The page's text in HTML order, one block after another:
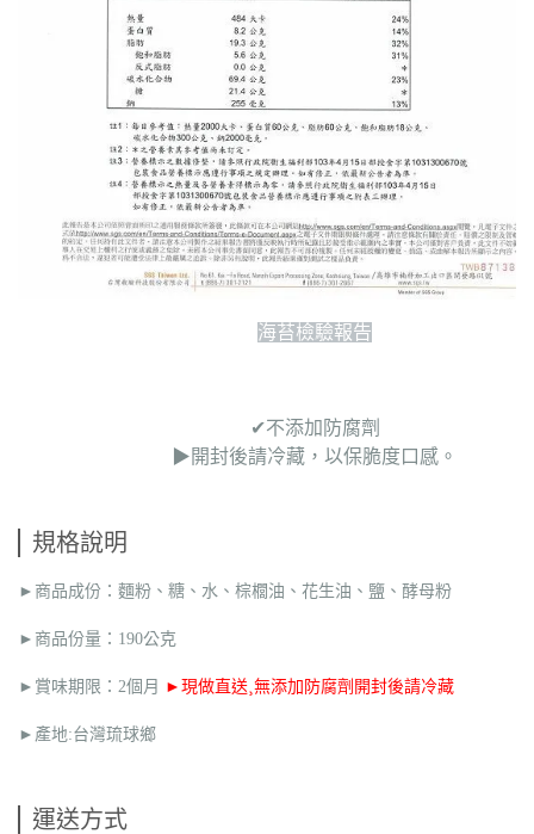
海苔檢驗報告
✔︎不添加防腐劑
▶︎開封後請冷藏，以保脆度口感。
規格說明
►商品成份：麵粉、糖、水、棕櫚油、花生油、鹽、酵母粉
►商品份量：190公克
►賞味期限：2個月 ►現做直送¸無添加防腐劑開封後請冷藏
►產地:台灣琉球鄉
運送方式